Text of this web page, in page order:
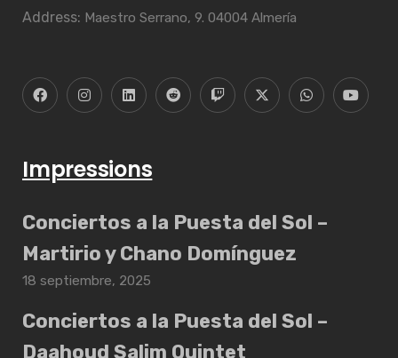
Address: Maestro Serrano, 9. 04004 Almería
Impressions
Conciertos a la Puesta del Sol –
Martirio y Chano Domínguez
18 septiembre, 2025
Conciertos a la Puesta del Sol –
Daahoud Salim Quintet